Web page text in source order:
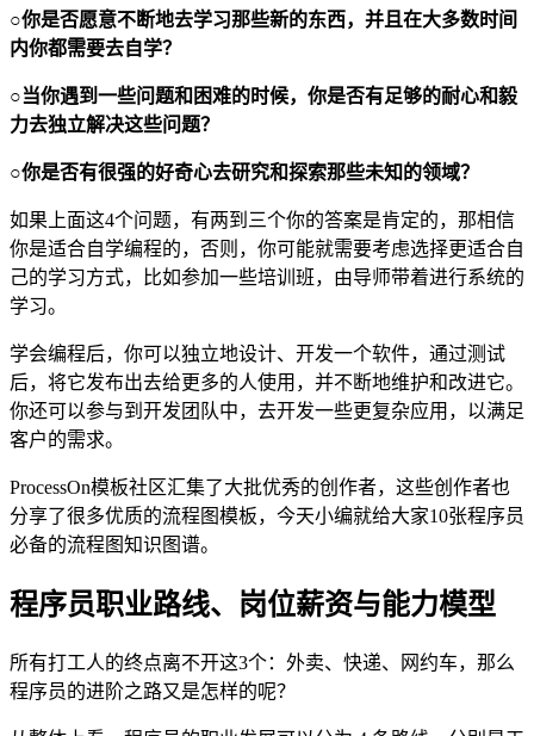
○你是否愿意不断地去学习那些新的东西，并且在大多数时间
内你都需要去自学？
○当你遇到一些问题和困难的时候，你是否有足够的耐心和毅
力去独立解决这些问题？
○你是否有很强的好奇心去研究和探索那些未知的领域？
如果上面这4个问题，有两到三个你的答案是肯定的，那相信
你是适合自学编程的，否则，你可能就需要考虑选择更适合自
己的学习方式，比如参加一些培训班，由导师带着进行系统的
学习。
学会编程后，你可以独立地设计、开发一个软件，通过测试
后，将它发布出去给更多的人使用，并不断地维护和改进它。
你还可以参与到开发团队中，去开发一些更复杂应用，以满足
客户的需求。
ProcessOn模板社区汇集了大批优秀的创作者，这些创作者也
分享了很多优质的流程图模板，今天小编就给大家10张程序员
必备的流程图知识图谱。
程序员职业路线、岗位薪资与能力模型
所有打工人的终点离不开这3个：外卖、快递、网约车，那么
程序员的进阶之路又是怎样的呢？